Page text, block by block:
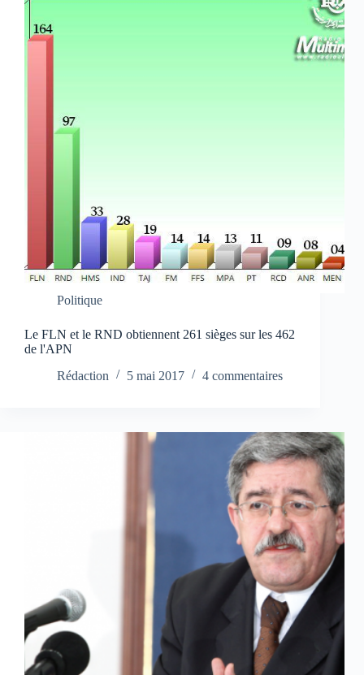
Politique
Le FLN et le RND obtiennent 261 sièges sur les 462
de l'APN
Rédaction
5 mai 2017 4 commentaires